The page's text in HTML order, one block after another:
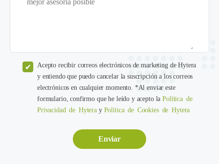
Acepto recibir correos electrónicos de marketing de Hytera
y entiendo que puedo cancelar la suscripción a los correos
electrónicos en cualquier momento. *Al enviar este
formulario, confirmo que he leído y acepto laPolítica de
Privacidad de Hytera y Política de Cookies de Hytera